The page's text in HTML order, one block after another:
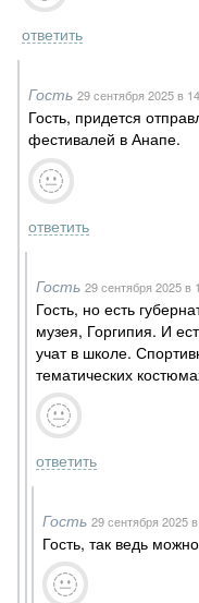
ответить
Гость 29 сентября 2025в
Гость, придется
фестивалей в Анапе.
ответить
Гость 29 сентября 2025в
Гость, но есть
музея, Горгипия. И
учат в школе.
тематических
ответить
Гость 29 сентября 2025
Гость, так ведь